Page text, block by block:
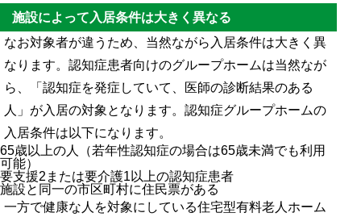
施設によって入居条件は大きく異なる
なお対象者が違うため、当然ながら入居条件は大きく異
なります。認知症患者向けのグループホームは当然なが
ら、「認知症を発症していて、医師の診断結果のある
人」が入居の対象となります。認知症グループホームの
入居条件は以下になります。
65歳以上の人（若年性認知症の場合は65歳未満でも利用
可能）
要支援2または要介護1以上の認知症患者
施設と同一の市区町村に住民票がある
一方で健康な人を対象にしている住宅型有料老人ホーム